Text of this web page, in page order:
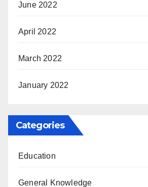
June 2022
April 2022
March 2022
January 2022
Categories
Education
General Knowledge